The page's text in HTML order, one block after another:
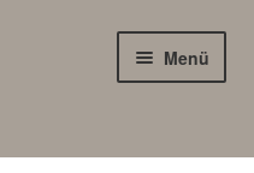
Menü